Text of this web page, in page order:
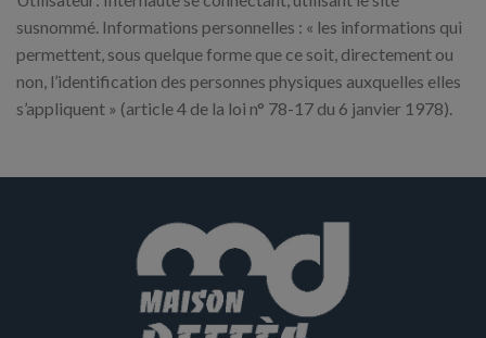
susnommé. Informations personnelles : « les informations qui
permettent, sous quelque forme que ce soit, directement ou
non, l’identification des personnes physiques auxquelles elles
s’appliquent » (article 4 de la loi n° 78-17 du 6 janvier 1978).